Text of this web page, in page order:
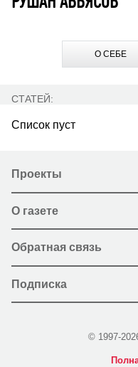
О СЕБЕ
СТАТЕЙ:
Список пуст
Проекты
О газете
Обратная связь
Подписка
© 1997-